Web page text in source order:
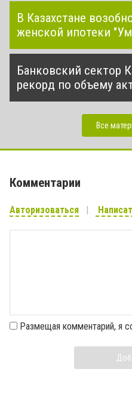
В Казахстане
женской ипотеки
Банковский сектор
рекорд по объему
Все
Комментарии
Авторизоваться
Размещая комментарий, я